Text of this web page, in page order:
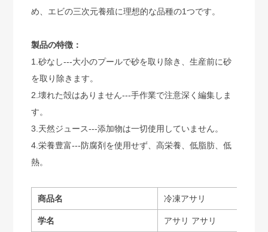
め、エビの三次元養殖に理想的な品種の1つです。
製品の特徴：
1.砂なし---大小のプールで砂を取り除き、生産前に砂
を取り除きます。
2.壊れた殻はありません---手作業で注意深く編集しま
す。
3.天然ジュース---添加物は一切使用していません。
4.栄養豊富---防腐剤を使用せず、高栄養、低脂肪、低
熱。
商品名 冷凍アサリ
学名 アサリ アサリ